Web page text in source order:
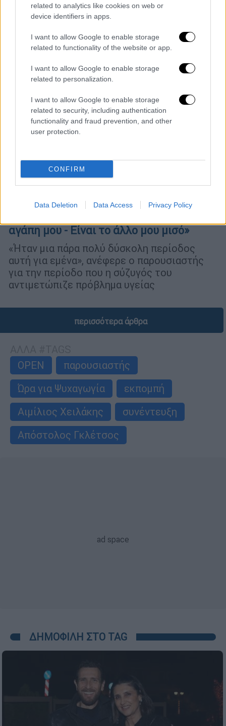
related to analytics like cookies on web or
device identifiers in apps.
I want to allow Google to enable storage
related to functionality of the website or app.
I want to allow Google to enable storage
related to personalization.
I want to allow Google to enable storage
related to security, including authentication
functionality and fraud prevention, and other
user protection.
CONFIRM
Data Deletion Data Access Privacy Policy
Την Κυριακή στις 19:50 μέσα από τη
συχνότητα του OPEN
Lifestyle|19.04.2026 12:13
αγάπη μου - Είναι το άλλο μου μισό»
«Ήταν μια πάρα πολύ δύσκολη περίοδος
αυτή για εμένα», ανέφερε ο παρουσιαστής
για την περίοδο που η σύζυγός του
αντιμετώπιζε πρόβλημα υγείας
περισσότερα άρθρα
OPEN
παρουσιαστής
Ώρα για Ψυχαγωγία
εκπομπή
Αιμίλιος Χειλάκης
συνέντευξη
Απόστολος Γκλέτσος
ΔΗΜΟΦΙΛΗ ΣΤΟ TAG